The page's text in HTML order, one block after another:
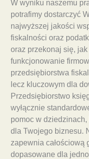
W wyniku naszemu
potrafimy dostarczyć
najwyższej jakości
fiskalności oraz
oraz przekonaj się,
funkcjonowanie
przedsiębiorstwa
lecz kluczowym dla
Przedsiębiorstwo
wyłącznie
pomoc w
dla Twojego biznesu.
zapewnia całościową
dopasowane dla